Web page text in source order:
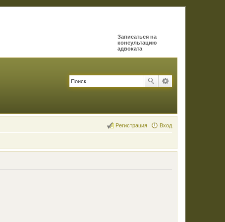
Записаться на
консультацию
адвоката
Вход
Регистрация